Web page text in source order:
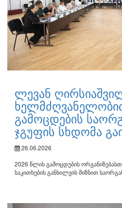
ლევან
გამოცდების
ჯგუფის სხდომა
26.06.2026
2026 წლის გამოცდების
საკითხების განხილვის მიზნით